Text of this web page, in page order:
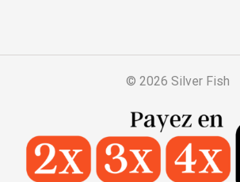
© 2026 Silver Fish